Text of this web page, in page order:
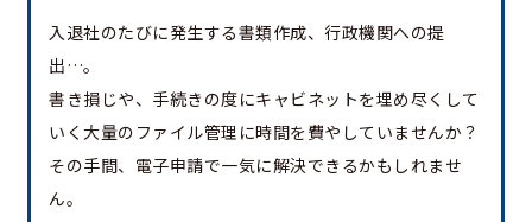
入退社のたびに発生する書類作成、行政機関への提
出…。
書き損じや、手続きの度にキャビネットを埋め尽くして
いく大量のファイル管理に時間を費やしていませんか？
その手間、電子申請で一気に解決できるかもしれませ
ん。